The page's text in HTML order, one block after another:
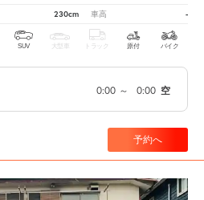
230cm 車高 -
SUV 大型車 トラック 原付 バイク
0:00 ～ 0:00 空
予約へ